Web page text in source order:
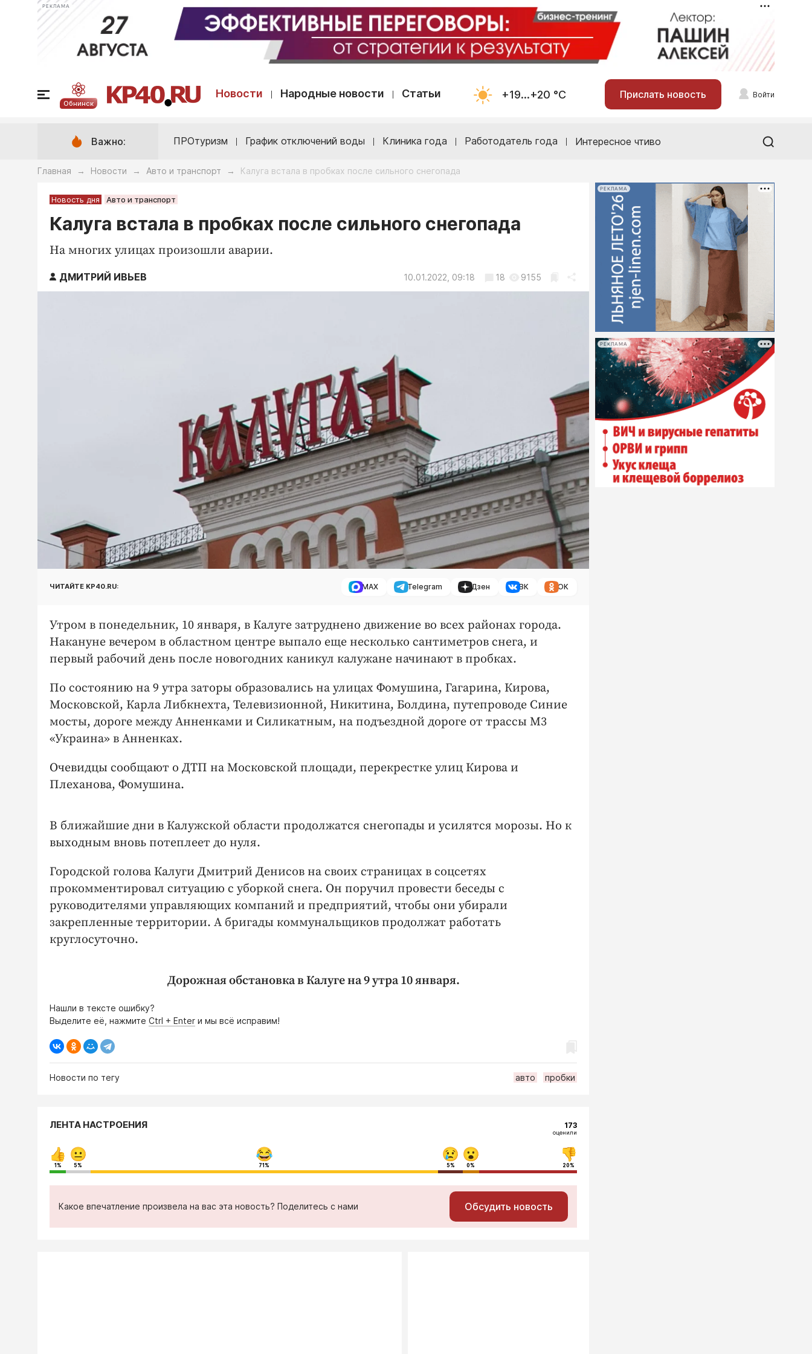
РЕКЛАМА
Обнинск
Новости Народные новости Статьи +19...+20 °С Прислать новость Войти
Важно: ПРОтуризм График отключений воды Клиника года Работодатель года Интересное чтиво
Главная → Новости → Авто и транспорт → Калуга встала в пробках после сильного снегопада
Новость дня Авто и транспорт
Калуга встала в пробках после сильного снегопада
На многих улицах произошли аварии.
ДМИТРИЙ ИВЬЕВ 10.01.2022, 09:18 18 9155
ЧИТАЙТЕ KP40.RU: MAX Telegram Дзен ВК ОК
Утром в понедельник, 10 января, в Калуге затруднено движение во всех районах города.
Накануне вечером в областном центре выпало еще несколько сантиметров снега, и
первый рабочий день после новогодних каникул калужане начинают в пробках.
По состоянию на 9 утра заторы образовались на улицах Фомушина, Гагарина, Кирова,
Московской, Карла Либкнехта, Телевизионной, Никитина, Болдина, путепроводе Синие
мосты, дороге между Анненками и Силикатным, на подъездной дороге от трассы М3
«Украина» в Анненках.
Очевидцы сообщают о ДТП на Московской площади, перекрестке улиц Кирова и
Плеханова, Фомушина.
В ближайшие дни в Калужской области продолжатся снегопады и усилятся морозы. Но к
выходным вновь потеплеет до нуля.
Городской голова Калуги Дмитрий Денисов на своих страницах в соцсетях
прокомментировал ситуацию с уборкой снега. Он поручил провести беседы с
руководителями управляющих компаний и предприятий, чтобы они убирали
закрепленные территории. А бригады коммунальщиков продолжат работать
круглосуточно.
Дорожная обстановка в Калуге на 9 утра 10 января.
Нашли в тексте ошибку?
Выделите её, нажмите Ctrl + Enter и мы всё исправим!
Новости по тегу авто пробки
РЕКЛАМА
РЕКЛАМА
ЛЕНТА НАСТРОЕНИЯ 173
оценили
1% 5% 71% 5% 0% 20%
Какое впечатление произвела на вас эта новость? Поделитесь с нами Обсудить новость